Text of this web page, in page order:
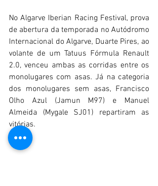
No Algarve Iberian Racing Festival, prova
de abertura da temporada no Autódromo
Internacional do Algarve, Duarte Pires, ao
volante de um Tatuus Fórmula Renault
2.0, venceu ambas as corridas entre os
monolugares com asas. Já na categoria
dos monolugares sem asas, Francisco
Olho Azul (Jamun M97) e Manuel
Almeida (Mygale SJ01) repartiram as
vitórias.